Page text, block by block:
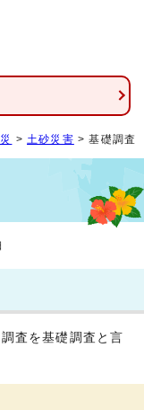
> 土砂災害 > 基礎調査
査を基礎調査と言